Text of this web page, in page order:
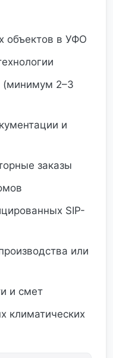
объектов в УФО
(минимум 2–3
и
заказы
SIP-
или
и смет
климатических